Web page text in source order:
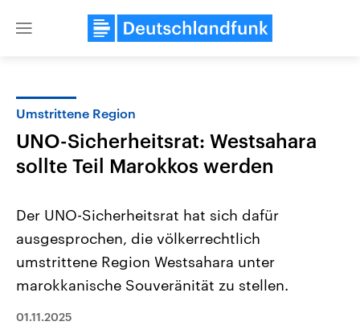
Close
Landtagswahl Sachsen-Anhalt
2026
Sachsen-Anhalt wählt am 6.
USA
Aktuelle Beiträge,
Umstrittene Region
UNO-Sicherheitsrat: Westsahara
sollte Teil Marokkos werden
Der UNO-Sicherheitsrat hat sich dafür
ausgesprochen, die völkerrechtlich
umstrittene Region Westsahara unter
marokkanische Souveränität zu stellen.
01.11.2025